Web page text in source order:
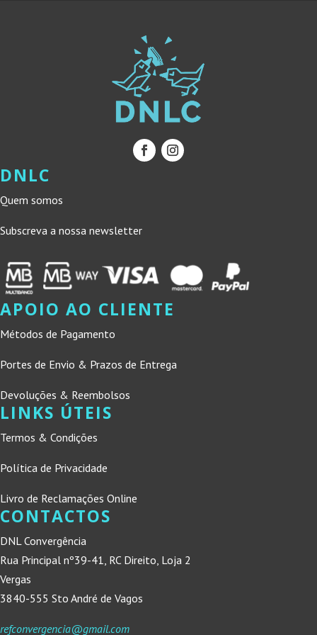
DNLC
Quem somos
Subscreva a nossa newsletter
APOIO AO CLIENTE
Métodos de Pagamento
Portes de Envio & Prazos de Entrega
Devoluções & Reembolsos
LINKS ÚTEIS
Termos & Condições
Política de Privacidade
Livro de Reclamações Online
CONTACTOS
DNL Convergência
Rua Principal nº39-41, RC Direito, Loja 2
Vergas
3840-555 Sto André de Vagos
refconvergencia@gmail.com